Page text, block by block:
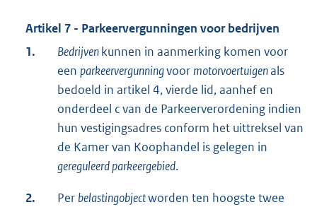
Artikel 7 - Parkeervergunningen voor bedrijven
1.
Bedrijvenkunnen in aanmerking komen voor
een parkeervergunningvoor motorvoertuigenals
bedoeld in artikel 4, vierde lid, aanhef en
onderdeel c van de Parkeerverordening indien
hun vestigingsadres conform het uittreksel van
de Kamer van Koophandel is gelegen in
gereguleerd parkeergebied.
2. Perbelastingobjectworden ten hoogste twee